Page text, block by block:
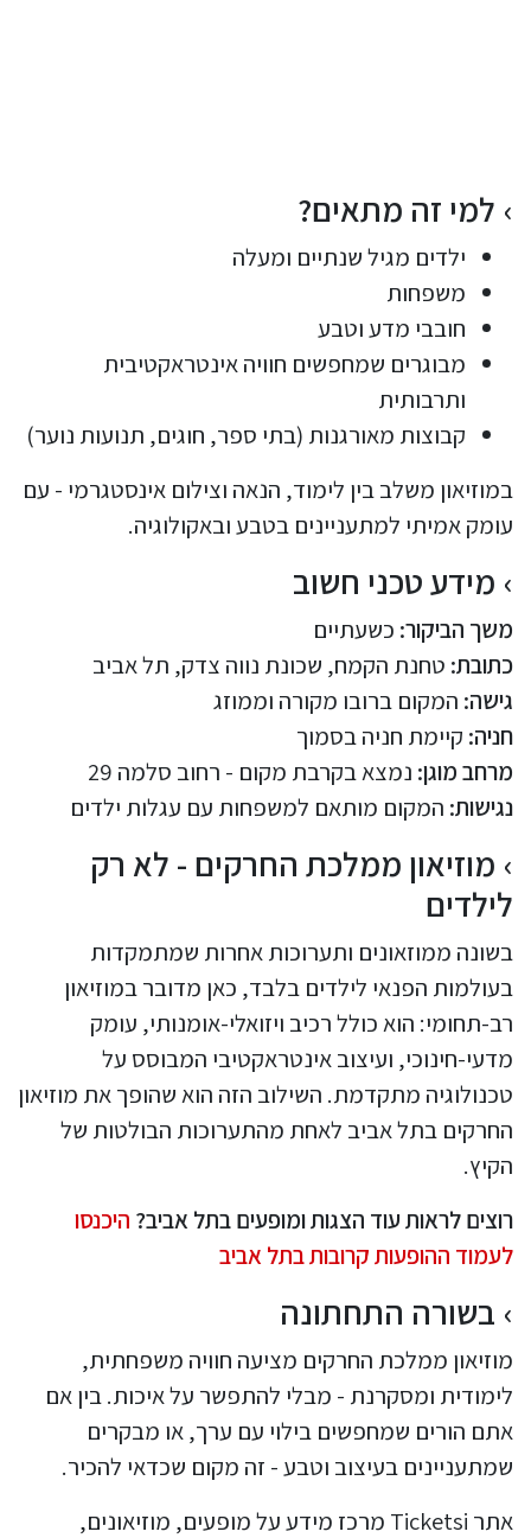
למי זה מתאים?
ילדים מגיל שנתיים ומעלה
משפחות
חובבי מדע וטבע
מבוגרים שמחפשים חוויה אינטראקטיבית
ותרבותית
קבוצות מאורגנות (בתי ספר, חוגים, תנועות נוער)
במוזיאון משלב בין לימוד, הנאה וצילום אינסטגרמי - עם
עומק אמיתי למתעניינים בטבע ובאקולוגיה.
מידע טכני חשוב
משך הביקור: כשעתיים
כתובת: טחנת הקמח, שכונת נווה צדק, תל אביב
גישה: המקום ברובו מקורה וממוזג
חניה: קיימת חניה בסמוך
מרחב מוגן: נמצא בקרבת מקום - רחוב סלמה 29
נגישות: המקום מותאם למשפחות עם עגלות ילדים
מוזיאון ממלכת החרקים - לא רק
לילדים
בשונה ממוזאונים ותערוכות אחרות שמתמקדות
בעולמות הפנאי לילדים בלבד, כאן מדובר במוזיאון
רב-תחומי: הוא כולל רכיב ויזואלי-אומנותי, עומק
מדעי-חינוכי, ועיצוב אינטראקטיבי המבוסס על
טכנולוגיה מתקדמת. השילוב הזה הוא שהופך את מוזיאון
החרקים בתל אביב לאחת מהתערוכות הבולטות של
הקיץ.
רוצים לראות עוד הצגות ומופעים בתל אביב? היכנסו
לעמוד ההופעות קרובות בתל אביב
בשורה התחתונה
מוזיאון ממלכת החרקים מציעה חוויה משפחתית,
לימודית ומסקרנת - מבלי להתפשר על איכות. בין אם
אתם הורים שמחפשים בילוי עם ערך, או מבקרים
שמתעניינים בעיצוב וטבע - זה מקום שכדאי להכיר.
אתר Ticketsi מרכז מידע על מופעים, מוזיאונים,